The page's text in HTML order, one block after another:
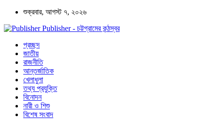
শুক্রবার, আগস্ট ৭, ২০২৬
Publisher - চট্টগ্রামের কন্ঠস্বর
প্রচ্ছদ
জাতীয়
রাজনীতি
আন্তর্জাতিক
খেলাধুলা
তথ্য প্রযুক্তি
বিনোদন
নারী ও শিশু
বিশেষ সংবাদ